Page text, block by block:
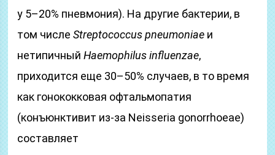
у 5–20% пневмония). На другие бактерии, в
том числеStreptococcus pneumoniae и
нетипичныйHaemophilus influenzae,
приходится еще 30–50% случаев, в то время
как гонококковая офтальмопатия
(конъюнктивит из-за Neisseria gonorrhoeae)
составляет